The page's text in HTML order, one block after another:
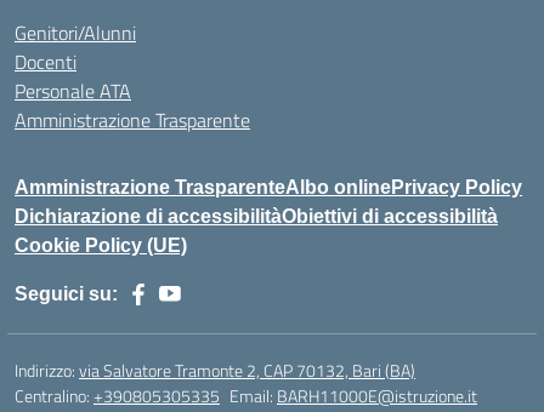
Genitori/Alunni
Docenti
Personale ATA
Amministrazione Trasparente
Amministrazione TrasparenteAlbo onlinePrivacy Policy
Dichiarazione di accessibilitàObiettivi di accessibilità
Cookie Policy (UE)
Seguici su:
Indirizzo:via Salvatore Tramonte 2, CAP 70132, Bari (BA)
Centralino:+390805305335 Email: BARH11000E@istruzione.it